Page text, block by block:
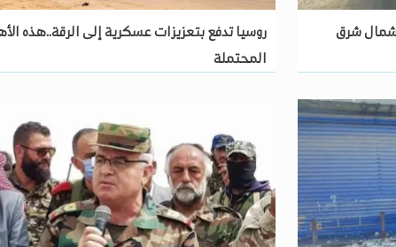
شمال شرق
روسيا تدفع بتعزيزات عسكرية إلى الرقة..هذه
المحتملة